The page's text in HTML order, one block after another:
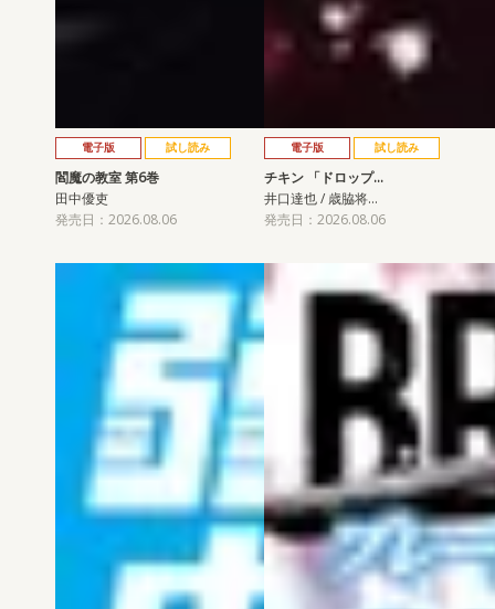
電子版 試し読み
閻魔の教室 第6巻
田中優吏
発売日：2026.08.06
電子版 試し読み
チキン 「ドロップ…
井口達也 / 歳脇将…
発売日：2026.08.06